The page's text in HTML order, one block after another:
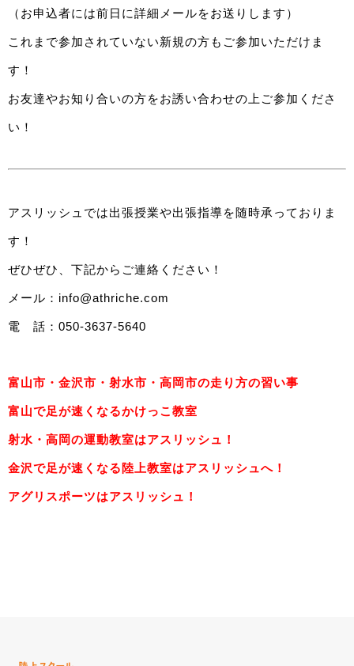
（お申込者には前日に詳細メールをお送りします）
これまで参加されていない新規の方もご参加いただけま
す！
お友達やお知り合いの方をお誘い合わせの上ご参加くださ
い！
アスリッシュでは出張授業や出張指導を随時承っておりま
す！
ぜひぜひ、下記からご連絡ください！
メール：info@athriche.com
電 話： 050-3637-5640
富山市・金沢市・射水市・高岡市の走り方の習い事
富山で足が速くなるかけっこ教室
射水・高岡の運動教室はアスリッシュ！
金沢で足が速くなる陸上教室はアスリッシュへ！
アグリスポーツはアスリッシュ！